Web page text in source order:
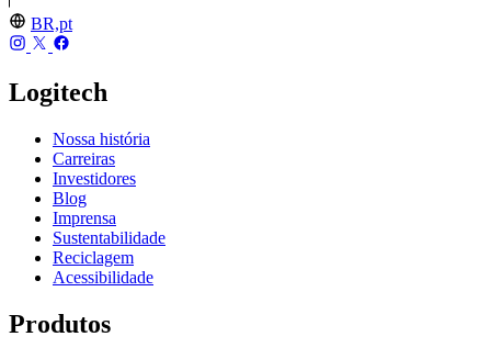
BR,pt
Logitech
Nossa história
Carreiras
Investidores
Blog
Imprensa
Sustentabilidade
Reciclagem
Acessibilidade
Produtos